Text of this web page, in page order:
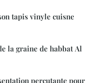
tapis vinyle cuisne
la graine de habbat Al
percutante pour